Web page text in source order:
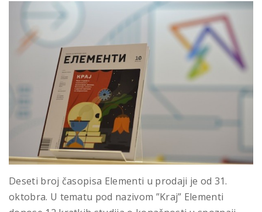
Deseti broj časopisa Elementi u prodaji je od 31.
oktobra. U tematu pod nazivom ”Kraj” Elementi